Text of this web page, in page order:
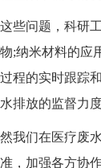
题，科研工
;纳米材料的应
程的实时跟踪
排放的监督力度
在医疗废水
，加强各方协